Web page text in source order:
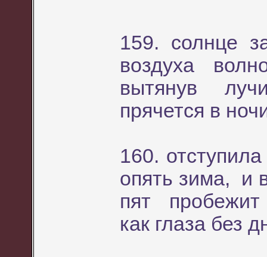
159. солнце
воздуха
вытянув
прячется в
160.
опять зима, и
пят
как глаза без